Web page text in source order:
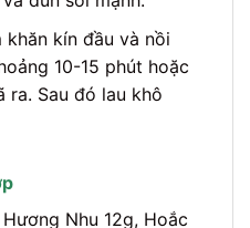
khăn kín đầu và nồi
10-15 phút hoặc
ra. Sau đó lau khô
Hương Nhu 12g, Hoắc